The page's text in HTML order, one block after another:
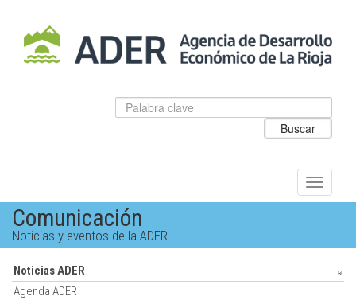
Salto
al
contenido
Datos
para
Introduzca
el
Buscar
Alternar
Comunicación
Noticias y eventos de la ADER
Noticias ADER
Agenda ADER